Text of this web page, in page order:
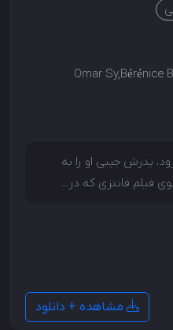
Omar Sy,Bérénice
پدرش جیبی او را به
مشاهده + دانلود